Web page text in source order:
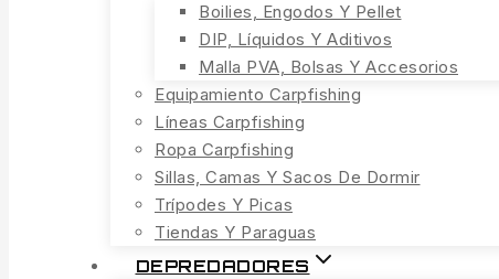
Boilies, Engodos Y Pellet
DIP, Líquidos Y Aditivos
Malla PVA, Bolsas Y Accesorios
Equipamiento Carpfishing
Líneas Carpfishing
Ropa Carpfishing
Sillas, Camas Y Sacos De Dormir
Trípodes Y Picas
Tiendas Y Paraguas
DEPREDADORES